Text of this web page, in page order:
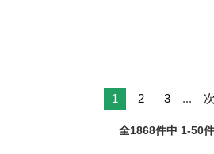
1 2 3 ...
全1868件中 1-50